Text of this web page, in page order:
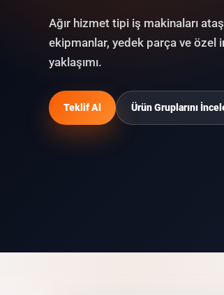
Ağır hizmet tipi iş makinaları
ekipmanlar, yedek parça ve özel
yaklaşımı.
Teklif Al Ürün Gruplarını